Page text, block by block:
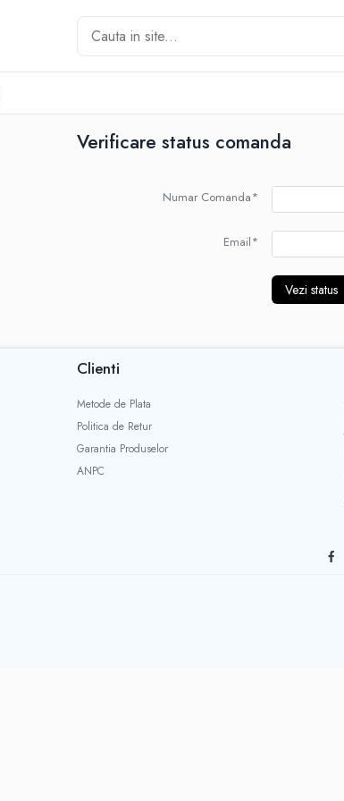
Verificare status comanda
Numar Comanda*
Email*
Vezi status
Clienti
Metode de Plata
Politica de Retur
Garantia Produselor
ANPC